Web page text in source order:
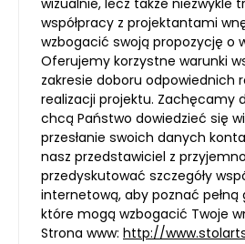
wizualnie, lecz także niezwykle
współpracy z projektantami
wzbogacić swoją propozycję o
Oferujemy korzystne warunki
zakresie doboru odpowiednich
realizacji projektu. Zachęcamy
chcą Państwo dowiedzieć się
przesłanie swoich danych
nasz przedstawiciel z
przedyskutować szczegóły
internetową, aby poznać
które mogą wzbogacić Twoje
Strona www: http://